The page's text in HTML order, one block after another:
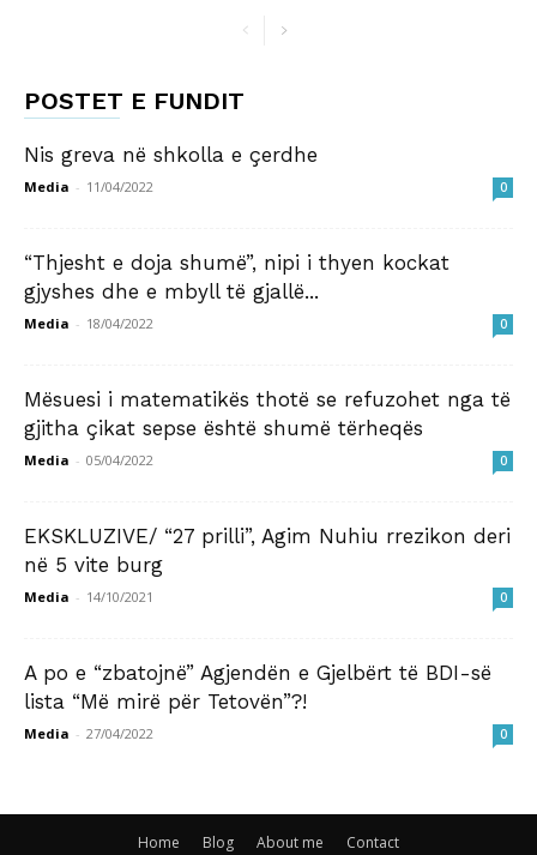
POSTET E FUNDIT
Nis greva në shkolla e çerdhe
Media - 11/04/2022 0
“Thjesht e doja shumë”, nipi i thyen kockat
gjyshes dhe e mbyll të gjallë...
Media - 18/04/2022 0
Mësuesi i matematikës thotë se refuzohet nga të
gjitha çikat sepse është shumë tërheqës
Media - 05/04/2022 0
EKSKLUZIVE/ “27 prilli”, Agim Nuhiu rrezikon deri
në 5 vite burg
Media - 14/10/2021 0
A po e “zbatojnë” Agjendën e Gjelbërt të BDI-së
lista “Më mirë për Tetovën”?!
Media - 27/04/2022 0
Home Blog About me Contact